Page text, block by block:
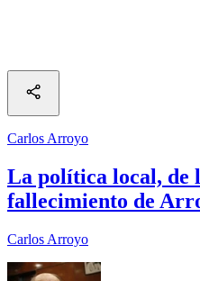
Carlos Arroyo
La política local, de
fallecimiento de
Carlos Arroyo